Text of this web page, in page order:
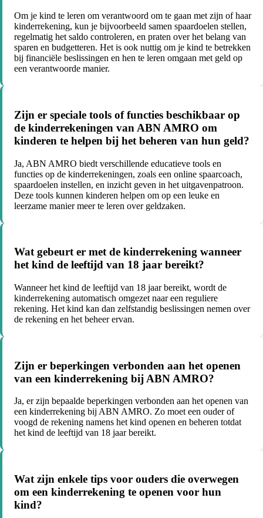
Om je kind te leren om verantwoord om te gaan met zijn of haar
kinderrekening, kun je bijvoorbeeld samen spaardoelen stellen,
regelmatig het saldo controleren, en praten over het belang van
sparen en budgetteren. Het is ook nuttig om je kind te betrekken
bij financiële beslissingen en hen te leren omgaan met geld op
een verantwoorde manier.
Zijn er speciale tools of functies beschikbaar op
de kinderrekeningen van ABN AMRO om
kinderen te helpen bij het beheren van hun geld?
Ja, ABN AMRO biedt verschillende educatieve tools en
functies op de kinderrekeningen, zoals een online spaarcoach,
spaardoelen instellen, en inzicht geven in het uitgavenpatroon.
Deze tools kunnen kinderen helpen om op een leuke en
leerzame manier meer te leren over geldzaken.
Wat gebeurt er met de kinderrekening wanneer
het kind de leeftijd van 18 jaar bereikt?
Wanneer het kind de leeftijd van 18 jaar bereikt, wordt de
kinderrekening automatisch omgezet naar een reguliere
rekening. Het kind kan dan zelfstandig beslissingen nemen over
de rekening en het beheer ervan.
Zijn er beperkingen verbonden aan het openen
van een kinderrekening bij ABN AMRO?
Ja, er zijn bepaalde beperkingen verbonden aan het openen van
een kinderrekening bij ABN AMRO. Zo moet een ouder of
voogd de rekening namens het kind openen en beheren totdat
het kind de leeftijd van 18 jaar bereikt.
Wat zijn enkele tips voor ouders die overwegen
om een kinderrekening te openen voor hun
kind?